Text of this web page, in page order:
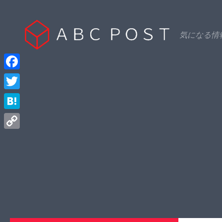
気になる情
Facebook
Twitter
Hatena